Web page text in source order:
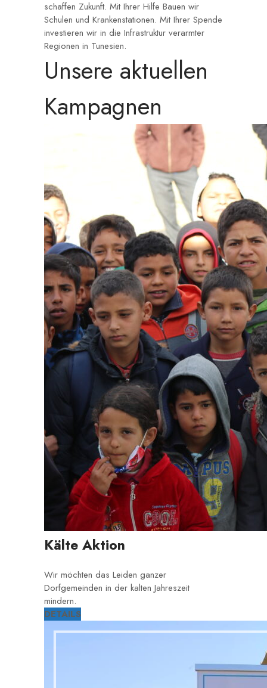
schaffen Zukunft. Mit Ihrer Hilfe Bauen wir
Schulen und Krankenstationen. Mit Ihrer Spende
investieren wir in die Infrastruktur verarmter
Regionen in Tunesien.
Unsere aktuellen
Kampagnen
Kälte Aktion
Wir möchten das Leiden ganzer
Dorfgemeinden in der kalten Jahreszeit
mindern.
DETAILS